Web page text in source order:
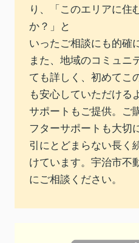
り、「このエリアに住
か？」と
いったご相談にも的確
また、地域のコミュニ
ても詳しく、初めてこ
も安心していただける
サポートもご提供。ご
フターサポートも大切
引にとどまらない長く
けています。宇治市不
にご相談ください。